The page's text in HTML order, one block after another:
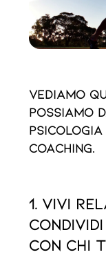
Vediamo
possiamo
coaching.
1. Vivi
con chi